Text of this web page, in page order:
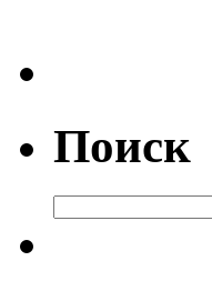
Поиск